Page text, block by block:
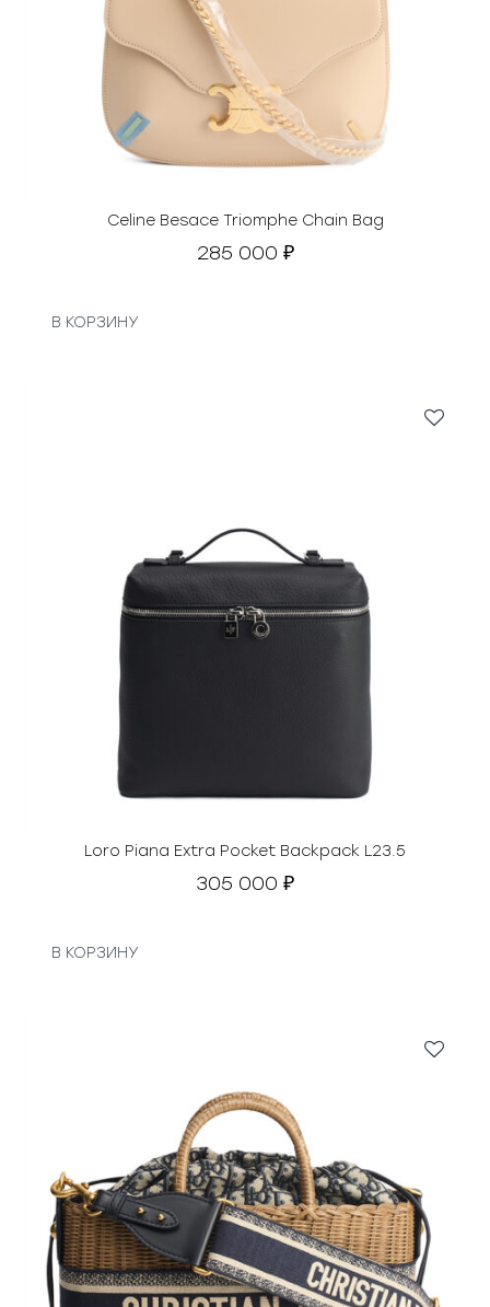
Celine Besace Triomphe Chain Bag
285 000 ₽
В КОРЗИНУ
Loro Piana Extra Pocket Backpack L23.5
305 000 ₽
В КОРЗИНУ